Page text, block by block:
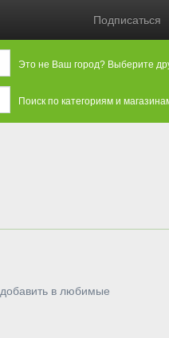
Подписаться
Это не Ваш город? Выберите
Поиск по категориям и
добавить в любимые